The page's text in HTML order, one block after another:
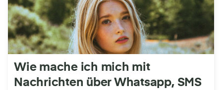
Wie mache ich mich mit
Nachrichten über Whatsapp, SMS